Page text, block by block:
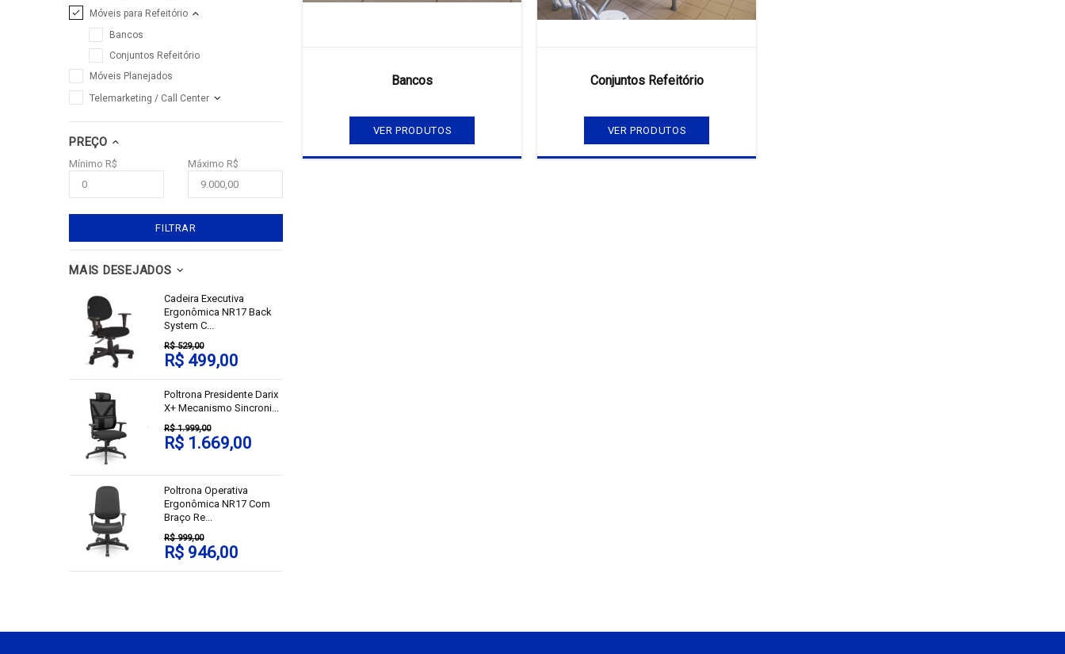
Móveis para Refeitório
Bancos
Conjuntos Refeitório
Móveis Planejados
Telemarketing / Call Center
PREÇO
Mínimo R$ Máximo R$
FILTRAR
MAIS DESEJADOS
Cadeira Executiva
Ergonômica NR17 Back
System C...
R$ 529,00
R$ 499,00
Poltrona Presidente Darix
X+ Mecanismo Sincroni...
R$ 1.999,00
R$ 1.669,00
Poltrona Operativa
Ergonômica NR17 Com
Braço Re...
R$ 999,00
R$ 946,00
Bancos
VER PRODUTOS
Conjuntos Refeitório
VER PRODUTOS